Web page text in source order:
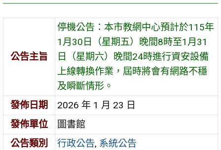
公告主旨
停機公告：本市教網中心預計於115年
1月30日（星期五）晚間8時至1月31
日（星期六）晚間24時進行資安設備
上線轉換作業，屆時將會有網路不穩
及瞬斷情形。
發佈日期
2026 年 1 月 23 日
發佈單位
圖書館
公告類別
行政公告, 系統公告